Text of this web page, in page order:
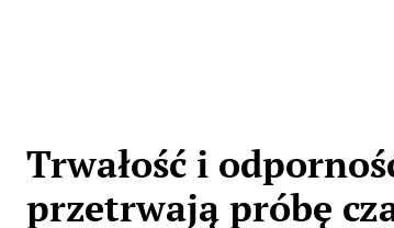
Trwałość i
przetrwają próbę